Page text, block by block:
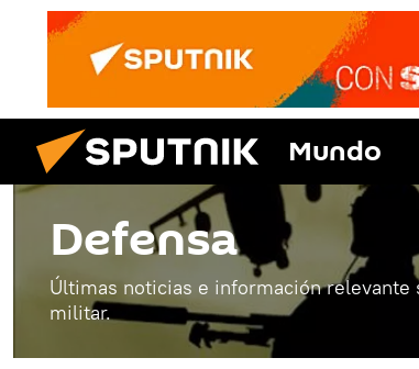
Mundo
Defensa
Últimas noticias e información relevante
militar.